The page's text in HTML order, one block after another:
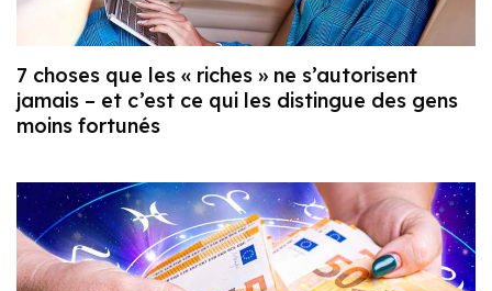
7 choses que les « riches » ne s’autorisent
jamais – et c’est ce qui les distingue des gens
moins fortunés